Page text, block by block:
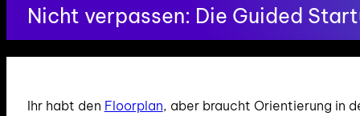
Nicht verpassen: Die Guided
Ihr habt den Floorplan, aber braucht Orientierung in